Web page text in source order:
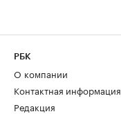
РБК
О компании
Контактная информация
Редакция